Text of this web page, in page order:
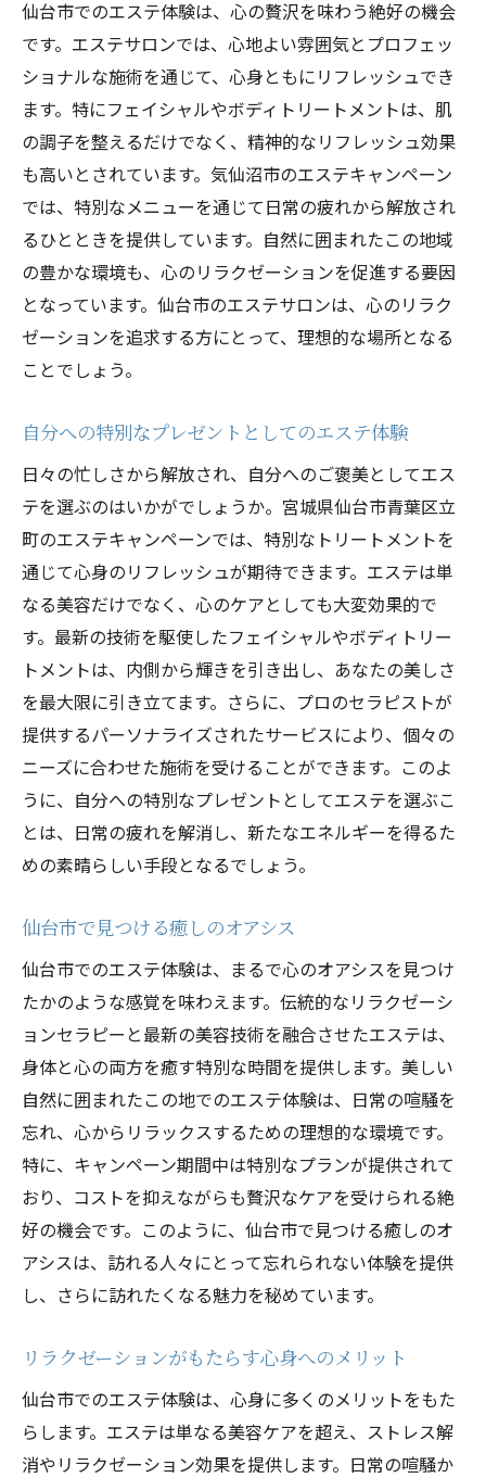
仙台市でのエステ体験は、心の贅沢を味わう絶好の機会
です。エステサロンでは、心地よい雰囲気とプロフェッ
ショナルな施術を通じて、心身ともにリフレッシュでき
ます。特にフェイシャルやボディトリートメントは、肌
の調子を整えるだけでなく、精神的なリフレッシュ効果
も高いとされています。気仙沼市のエステキャンペーン
では、特別なメニューを通じて日常の疲れから解放され
るひとときを提供しています。自然に囲まれたこの地域
の豊かな環境も、心のリラクゼーションを促進する要因
となっています。仙台市のエステサロンは、心のリラク
ゼーションを追求する方にとって、理想的な場所となる
ことでしょう。
自分への特別なプレゼントとしてのエステ体験
日々の忙しさから解放され、自分へのご褒美としてエス
テを選ぶのはいかがでしょうか。宮城県仙台市青葉区立
町のエステキャンペーンでは、特別なトリートメントを
通じて心身のリフレッシュが期待できます。エステは単
なる美容だけでなく、心のケアとしても大変効果的で
す。最新の技術を駆使したフェイシャルやボディトリー
トメントは、内側から輝きを引き出し、あなたの美しさ
を最大限に引き立てます。さらに、プロのセラピストが
提供するパーソナライズされたサービスにより、個々の
ニーズに合わせた施術を受けることができます。このよ
うに、自分への特別なプレゼントとしてエステを選ぶこ
とは、日常の疲れを解消し、新たなエネルギーを得るた
めの素晴らしい手段となるでしょう。
仙台市で見つける癒しのオアシス
仙台市でのエステ体験は、まるで心のオアシスを見つけ
たかのような感覚を味わえます。伝統的なリラクゼーシ
ョンセラピーと最新の美容技術を融合させたエステは、
身体と心の両方を癒す特別な時間を提供します。美しい
自然に囲まれたこの地でのエステ体験は、日常の喧騒を
忘れ、心からリラックスするための理想的な環境です。
特に、キャンペーン期間中は特別なプランが提供されて
おり、コストを抑えながらも贅沢なケアを受けられる絶
好の機会です。このように、仙台市で見つける癒しのオ
アシスは、訪れる人々にとって忘れられない体験を提供
し、さらに訪れたくなる魅力を秘めています。
リラクゼーションがもたらす心身へのメリット
仙台市でのエステ体験は、心身に多くのメリットをもた
らします。エステは単なる美容ケアを超え、ストレス解
消やリラクゼーション効果を提供します。日常の喧騒か